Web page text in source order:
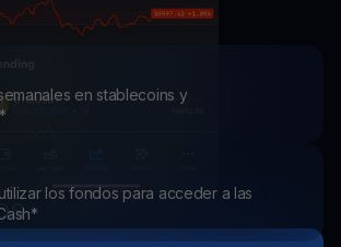
en stablecoins y
los fondos para acceder a las